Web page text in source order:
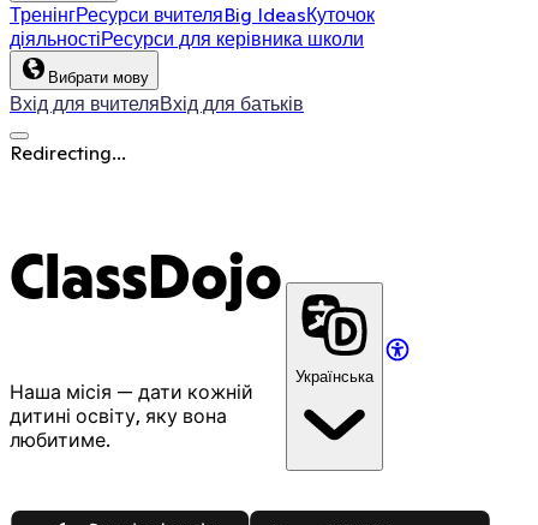
ТренінгРесурси вчителяBig IdeasКуточок
діяльностіРесурси для керівника школи
Вибрати мову
Вхід для вчителяВхід для батьків
Redirecting...
ClassDojo
Наша місія — дати кожній
дитині освіту, яку вона
любитиме.
Українська